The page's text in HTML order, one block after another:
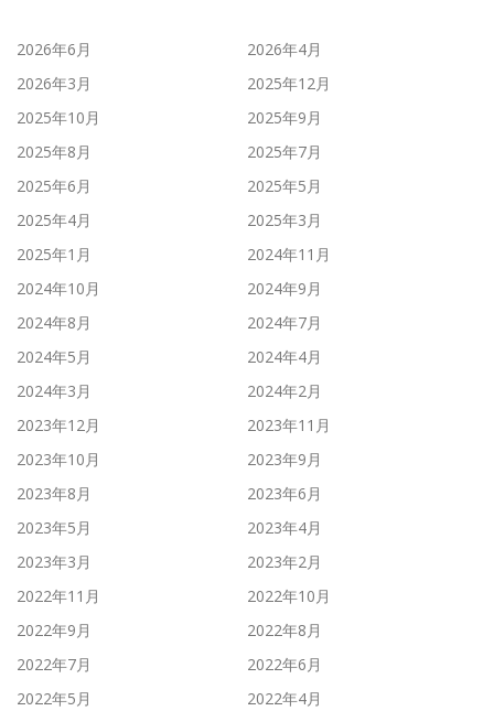
2026年6月
2026年4月
2026年3月
2025年12月
2025年10月
2025年9月
2025年8月
2025年7月
2025年6月
2025年5月
2025年4月
2025年3月
2025年1月
2024年11月
2024年10月
2024年9月
2024年8月
2024年7月
2024年5月
2024年4月
2024年3月
2024年2月
2023年12月
2023年11月
2023年10月
2023年9月
2023年8月
2023年6月
2023年5月
2023年4月
2023年3月
2023年2月
2022年11月
2022年10月
2022年9月
2022年8月
2022年7月
2022年6月
2022年5月
2022年4月